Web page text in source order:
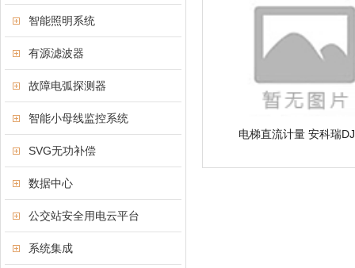
智能照明系统
有源滤波器
故障电弧探测器
智能小母线监控系统
SVG无功补偿
数据中心
公交站安全用电云平台
系统集成